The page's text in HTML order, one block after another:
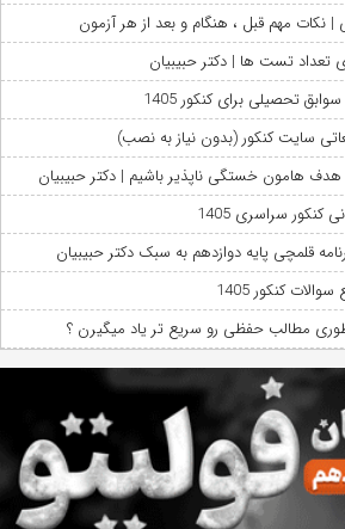
| نکات مهم قبل ، هنگام و بعد از هر آزمون
تعداد تست ها | دکتر حبیبیان
تحصیلی برای کنکور 1405
سایت کنکور (بدون نیاز به نصب)
هامون خستگی ناپذیر باشیم | دکتر حبیبیان
کنکور سراسری 1405
قلمچی پایه دوازدهم به سبک دکتر حبیبیان
کنکور 1405
مطالب حفظی رو سریع تر یاد میگیرن ؟